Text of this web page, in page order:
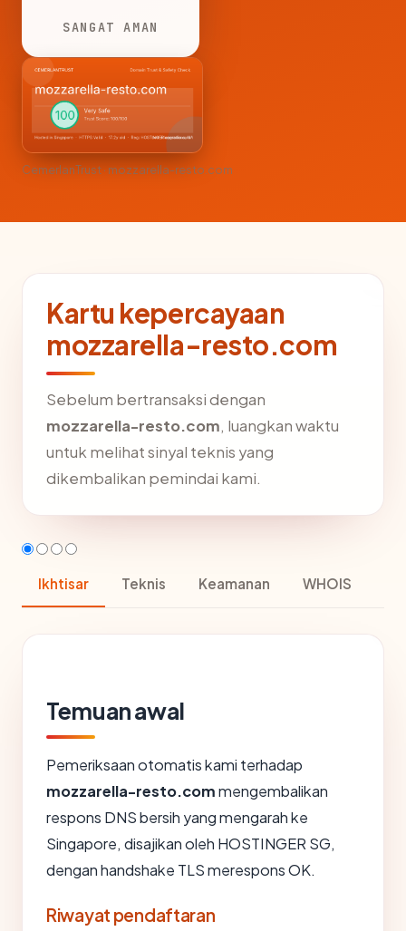
SANGAT AMAN
CemerlanTrust · mozzarella-resto.com
Kartu kepercayaan
mozzarella-resto.com
Sebelum bertransaksi dengan
mozzarella-resto.com, luangkan waktu
untuk melihat sinyal teknis yang
dikembalikan pemindai kami.
Ikhtisar Teknis Keamanan WHOIS
Temuan awal
Pemeriksaan otomatis kami terhadap
mozzarella-resto.commengembalikan
respons DNS bersih yang mengarah ke
Singapore, disajikan oleh HOSTINGER SG,
dengan handshake TLS merespons OK.
Riwayat pendaftaran